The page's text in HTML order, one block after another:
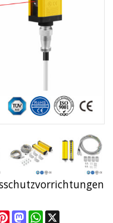
PinterestMastodonWhatsApp